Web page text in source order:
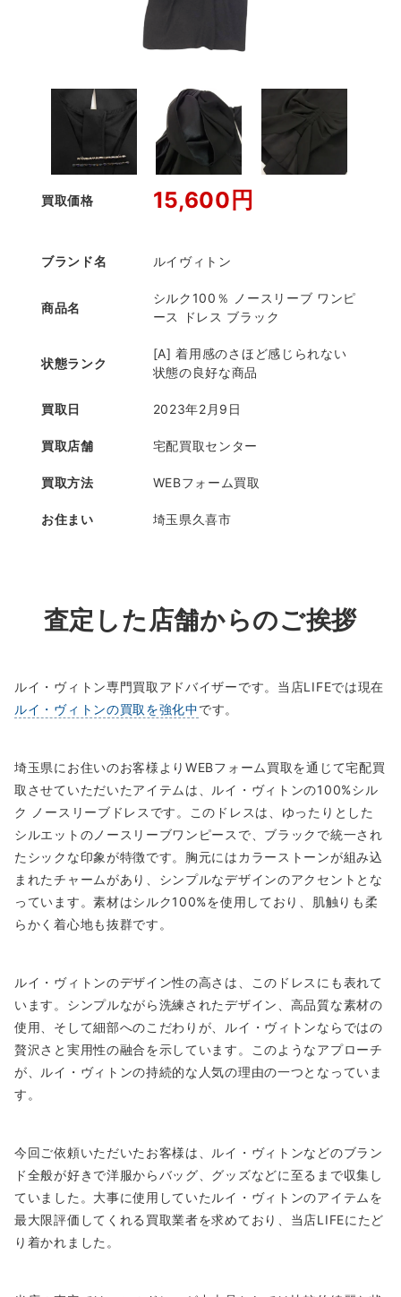
買取価格 15,600円
ブランド名 ルイヴィトン
商品名
シルク100％ ノースリーブ ワンピ
ース ドレス ブラック
状態ランク
[A] 着用感のさほど感じられない
状態の良好な商品
買取日 2023年2月9日
買取店舗 宅配買取センター
買取方法 WEBフォーム買取
お住まい 埼玉県久喜市
査定した店舗からのご挨拶
ルイ・ヴィトン専門買取アドバイザーです。当店LIFEでは現在
ルイ・ヴィトンの買取を強化中です。
埼玉県にお住いのお客様よりWEBフォーム買取を通じて宅配買
取させていただいたアイテムは、ルイ・ヴィトンの100%シル
ク ノースリーブドレスです。このドレスは、ゆったりとした
シルエットのノースリーブワンピースで、ブラックで統一され
たシックな印象が特徴です。胸元にはカラーストーンが組み込
まれたチャームがあり、シンプルなデザインのアクセントとな
っています。素材はシルク100%を使用しており、肌触りも柔
らかく着心地も抜群です。
ルイ・ヴィトンのデザイン性の高さは、このドレスにも表れて
います。シンプルながら洗練されたデザイン、高品質な素材の
使用、そして細部へのこだわりが、ルイ・ヴィトンならではの
贅沢さと実用性の融合を示しています。このようなアプローチ
が、ルイ・ヴィトンの持続的な人気の理由の一つとなっていま
す。
今回ご依頼いただいたお客様は、ルイ・ヴィトンなどのブラン
ド全般が好きで洋服からバッグ、グッズなどに至るまで収集し
ていました。大事に使用していたルイ・ヴィトンのアイテムを
最大限評価してくれる買取業者を求めており、当店LIFEにたど
り着かれました。